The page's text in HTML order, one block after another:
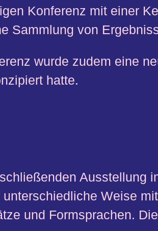
Konferenz mit einer
Sammlung von
wurde zudem eine
hatte.
Ausstellung
Weise
und Formsprachen.